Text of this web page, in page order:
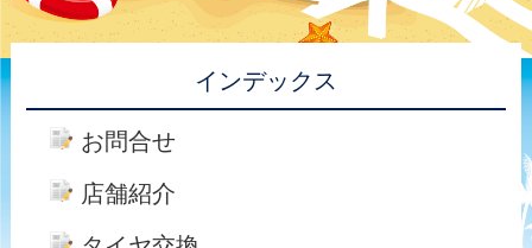
インデックス
お問合せ
店舗紹介